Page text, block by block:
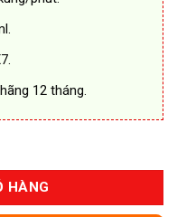
12 tháng.
Tay Mini số lượng
HÀNG